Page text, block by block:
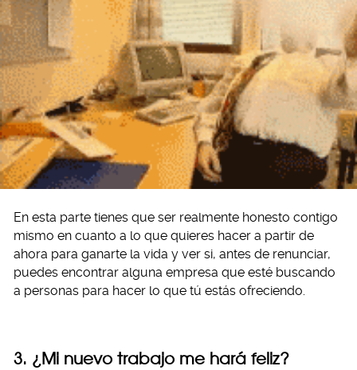
En esta parte tienes que ser realmente honesto contigo
mismo en cuanto a lo que quieres hacer a partir de
ahora para ganarte la vida y ver si, antes de renunciar,
puedes encontrar alguna empresa que esté buscando
a personas para hacer lo que tú estás ofreciendo.
3. ¿Mi nuevo trabajo me hará feliz?